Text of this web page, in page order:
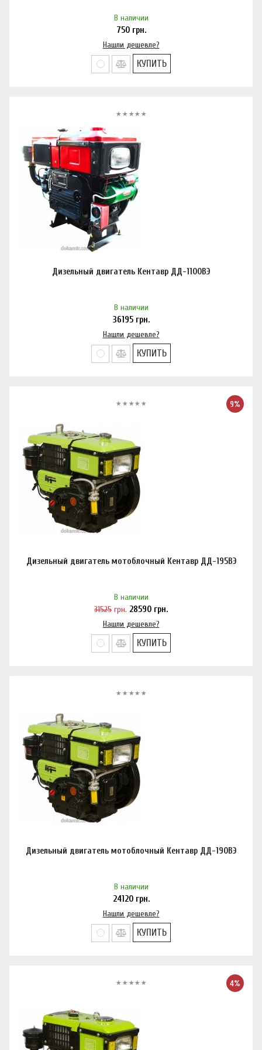
В наличии
750грн.
Нашли дешевле?
КУПИТЬ
Дизельный двигатель Кентавр ДД-1100ВЭ
В наличии
36195грн.
Нашли дешевле?
КУПИТЬ
9%
Дизельный двигатель мотоблочный Кентавр ДД-195ВЭ
В наличии
31525 грн. 28590 грн.
Нашли дешевле?
КУПИТЬ
Дизельный двигатель мотоблочный Кентавр ДД-190ВЭ
В наличии
24120грн.
Нашли дешевле?
КУПИТЬ
4%